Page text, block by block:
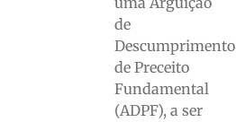
de
Descumprimento
de Preceito
Fundamental
(ADPF), a ser